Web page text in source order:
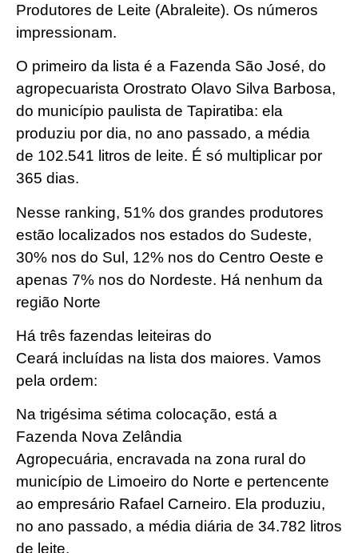
Produtores de Leite (Abraleite). Os números
impressionam.
O primeiro da lista é a Fazenda São José, do
agropecuarista Orostrato Olavo Silva Barbosa,
do município paulista de Tapiratiba: ela
produziu por dia, no ano passado, a média
de 102.541 litros de leite. É só multiplicar por
365 dias.
Nesse ranking, 51% dos grandes produtores
estão localizados nos estados do Sudeste,
30% nos do Sul, 12% nos do Centro Oeste e
apenas 7% nos do Nordeste. Há nenhum da
região Norte
Há três fazendas leiteiras do
Ceará incluídas na lista dos maiores. Vamos
pela ordem:
Na trigésima sétima colocação, está a
Fazenda Nova Zelândia
Agropecuária, encravada na zona rural do
município de Limoeiro do Norte e pertencente
ao empresário Rafael Carneiro. Ela produziu,
no ano passado, a média diária de 34.782 litros
de leite.